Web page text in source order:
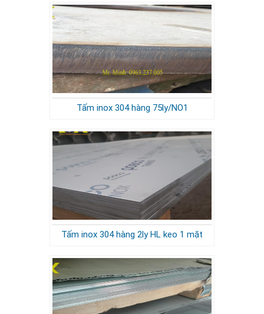
Tấm inox 304 hàng 75ly/NO1
Tấm inox 304 hàng 2ly HL keo 1 mặt